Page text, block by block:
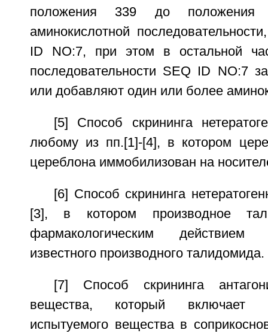
положения 339 до
аминокислотной
ID NO:7, при этом в остальной
последовательности SEQ ID NO:7
или добавляют один или более
[5] Способ скрининга
любому из пп.[1]-[4], в котором
цереблона иммобилизован на
[6] Способ скрининга
[3], в котором производное
фармакологическим
известного производного талидомида.
[7] Способ скрининга
вещества, который включает
испытуемого вещества в